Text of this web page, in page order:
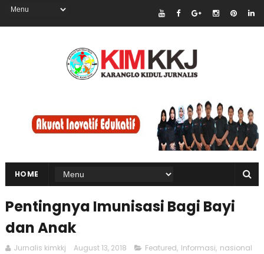
HOME
Pentingnya Imunisasi Bagi Bayi
dan Anak
Jurnalis kimkkj August 13, 2018 Featured, Informasi, nasional